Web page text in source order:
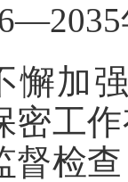
懈加
密工
督检